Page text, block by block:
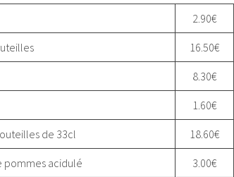
2.90€
16.50€
8.30€
1.60€
de 33cl 18.60€
pommes acidulé 3.00€